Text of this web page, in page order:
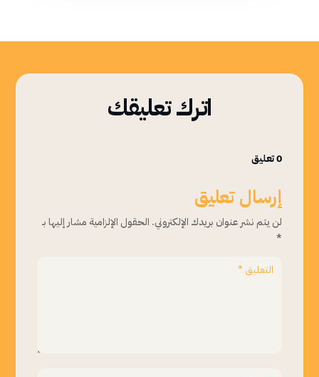
اترك تعليقك
0 تعليق
إرسال تعليق
لن يتم نشر عنوان بريدك الإلكتروني. الحقول الإلزامية مشار إليها بـ
*